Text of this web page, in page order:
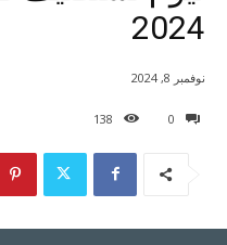
2024
0
138
نوفمبر 8, 2024